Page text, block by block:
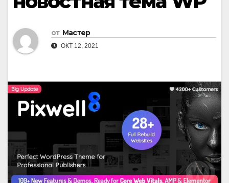
от Мастер
ОКТ 12, 2021